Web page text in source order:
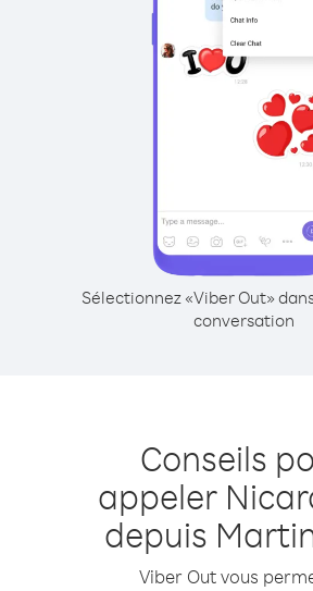
Sélectionnez «Viber Out»
conversation
Conseils
appeler
depuis
Viber Out vous